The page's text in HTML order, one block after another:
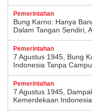
Pemerintahan
Bung Karno: Hanya
Dalam Tangan Sendiri,
Pemerintahan
7 Agustus 1945, Bung
Indonesia Tanpa
Pemerintahan
7 Agustus 1945,
Kemerdekaan Indonesia